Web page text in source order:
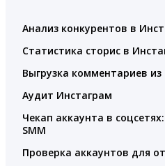
Анализ конкурентов в
Статистика сторис в
Выгрузка комментариев
Аудит Инстаграм
Чекап аккаунта в
SMM
Проверка аккаунтов для